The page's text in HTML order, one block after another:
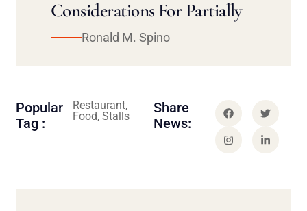
Considerations For Partially
Ronald M. Spino
Popular
Tag :
Restaurant,
Food, Stalls
Share
News: